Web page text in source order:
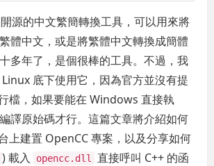
源的中文繁簡轉換工具，可以用來將
體中文，或是將繁體中文轉換成簡體
多年了，是個很棒的工具。不過，我
底下使用它，因為官方並沒有提
檔，如果要能在 Windows 直接執
譯原始碼才行。這篇文章將介紹如何
上建置 OpenCC 專案，以及分享如何
) 載入 opencc.dll
直接呼叫 C++ 的函